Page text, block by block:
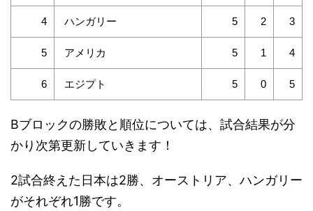
4 ハンガリー 5 2 3
5 アメリカ 5 1 4
6 エジプト 5 0 5
Bブロックの勝敗と順位については、試合結果が分
かり次第更新していきます！
2試合終えた日本は2勝、オーストリア、ハンガリー
がそれぞれ1勝です。